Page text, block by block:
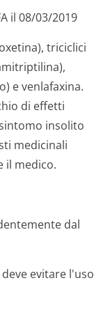
il 08/03/2019
triciclici
e venlafaxina.
di effetti
insolito
medicinali
il medico.
dal
evitare l'uso